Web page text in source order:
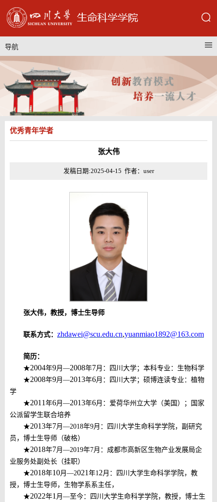
导航
优秀青年学者
张大伟
发稿日期:2025-04-15 作者：user
张大伟， 教授，博士生导师
联系方式： zhdawei@scu.edu.cn,yuanmiao1892@163.com
简历：
★2004年9月 —2008年7月： 四川大学； 本科专业：生物科学
★2008年9月 —2013年6月： 四川大学；硕博连读专业：植物
学
★2011 年6月 —2013年6月：爱荷华州立大学（美国）；
国家
公派留学生联合培养
★2013年7月 —2018年9月：四川大学生命科学学院，副研究
员，博士生导师（破格）
★2018年7月 —2019年7月：成都市高新区生物产业发展局企
业服务处副处长（挂职）
★2018年10月 —2021 年1 2 月：四川大学生命科学学院，教
授，博士生导师，生物学系系主任，
★2022年1 月 —至今：四川大学生命科学学院，教授，博士生